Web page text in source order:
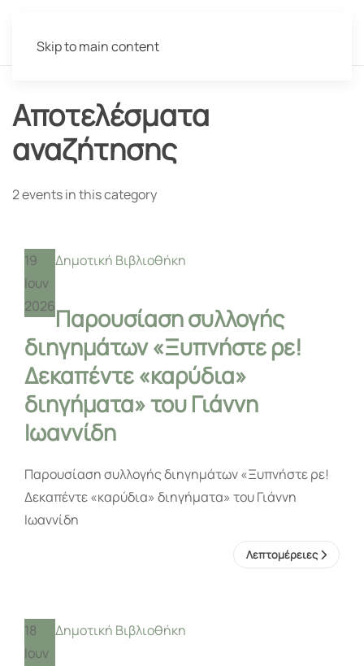
Skip to main content
Αποτελέσματα
αναζήτησης
2 events in this category
19
Ιουν
2026
Δημοτική Βιβλιοθήκη
Παρουσίαση συλλογής
διηγημάτων «Ξυπνήστε ρε!
Δεκαπέντε «καρύδια»
διηγήματα» του Γιάννη
Ιωαννίδη
Παρουσίαση συλλογής διηγημάτων «Ξυπνήστε ρε!
Δεκαπέντε «καρύδια» διηγήματα» του Γιάννη
Ιωαννίδη
Λεπτομέρειες
18
Ιουν
Δημοτική Βιβλιοθήκη